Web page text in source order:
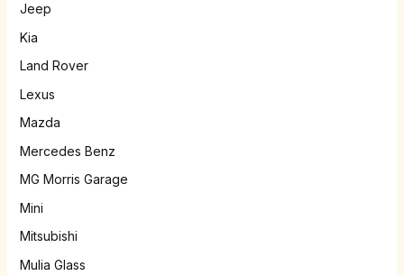
Jeep
Kia
Land Rover
Lexus
Mazda
Mercedes Benz
MG Morris Garage
Mini
Mitsubishi
Mulia Glass